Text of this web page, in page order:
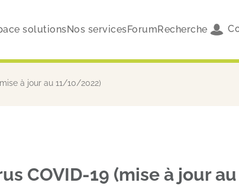
solutionsNos servicesForumRecherche
à jour au 11/10/2022)
COVID-19 (mise à jour